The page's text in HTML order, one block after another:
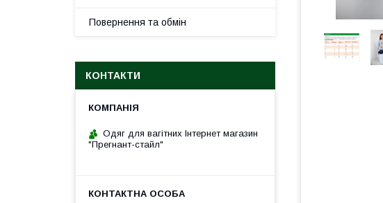
Повернення та обмін
КОНТАКТИ
Одяг для вагітних Інтернет магазин
"Прегнант-стайл"